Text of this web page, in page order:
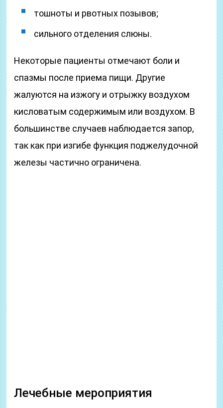
тошноты и рвотных позывов;
сильного отделения слюны.
Некоторые пациенты отмечают боли и
спазмы после приема пищи. Другие
жалуются на изжогу и отрыжку воздухом
кисловатым содержимым или воздухом. В
большинстве случаев наблюдается запор,
так как при изгибе функция поджелудочной
железы частично ограничена.
Лечебные мероприятия